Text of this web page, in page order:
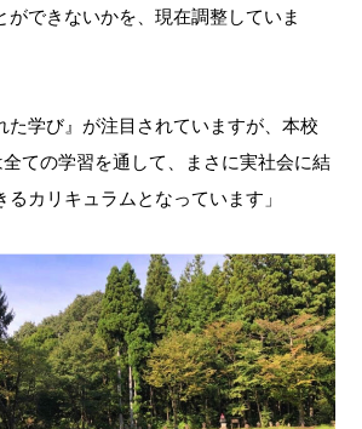
ができないかを、現在調整していま
た学び』が注目されていますが、本校
ての学習を通して、まさに実社会に結
カリキュラムとなっています」